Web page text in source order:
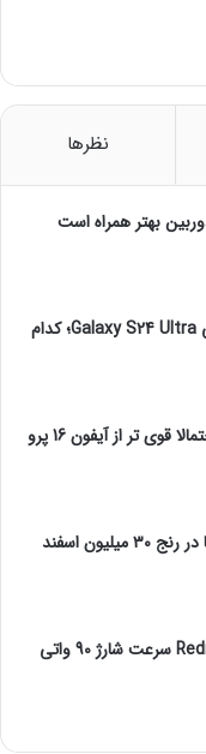
نظرها
بررسی رنگ بندی گوشی Galaxy S24 Ultra؛ کدام
گلکسی اس 25 اولترا احتمالا قوی تر از آیفون 16 پرو
معرفی بهترین گوشی ها در رنج ۳۰ میلیون اسفند
گوشی Redmi Note 14 Pro سرعت شارژ 90 واتی